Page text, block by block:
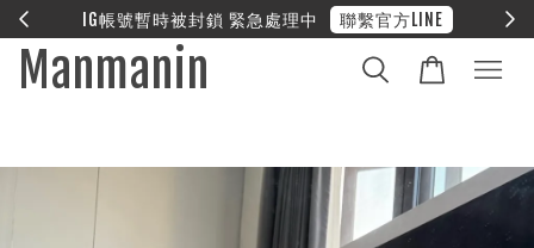
❤︎ 全館滿兩萬享免運
Manmanin